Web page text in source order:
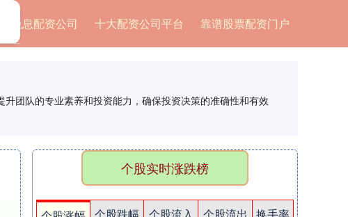
免息配资公司 十大配资公司平台 靠谱股票配资门户
团队的专业素养和投资能力，确保投资决策的准确性和有效
个股实时涨跌榜